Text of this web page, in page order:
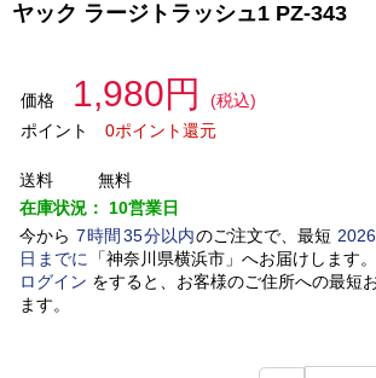
ヤック ラージトラッシュ1 PZ-343
価格 1,980円
(税込)
ポイント
0ポイント還元
送料
無料
在庫状況： 10営業日
今から 7時間 35分以内のご注文で、最短 2026
日 までに 「神奈川県横浜市」 へお届けします。
ログイン をすると、お客様のご住所への最短
ます。